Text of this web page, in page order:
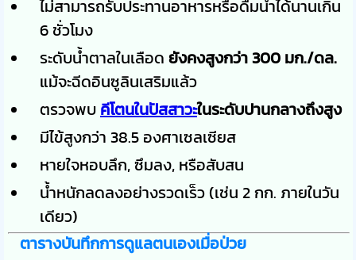
ไม่สามารถรับประทานอาหารหรือดื่มน้ำได้นานเกิน
6 ชั่วโมง
ระดับน้ำตาลในเลือด ยังคงสูงกว่า 300 มก./ดล.
แม้จะฉีดอินซูลินเสริมแล้ว
ตรวจพบ คีโตนในปัสสาวะในระดับปานกลางถึงสูง
มีไข้สูงกว่า 38.5 องศาเซลเซียส
หายใจหอบลึก, ซึมลง, หรือสับสน
น้ำหนักลดลงอย่างรวดเร็ว (เช่น 2 กก. ภายในวัน
เดียว)
ตารางบันทึกการดูแลตนเองเมื่อป่วย